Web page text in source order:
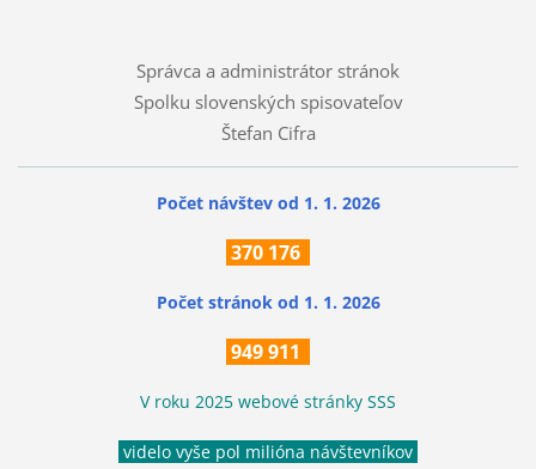
Správca a administrátor stránok
Spolku slovenských spisovateľov
Štefan Cifra
Počet návštev od 1. 1. 2026
370 176
Počet stránok od 1. 1. 2026
949 911
V roku 2025 webové stránky SSS
videlo vyše pol milióna návštevníkov